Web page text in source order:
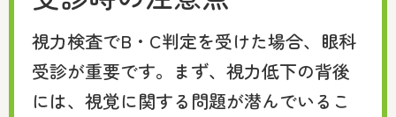
視力検査でB・C判定を受けた場合、眼科
受診が重要です。まず、視力低下の背後
には、視覚に関する問題が潜んでいるこ